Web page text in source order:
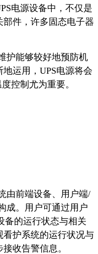
电源设备中，不仅是
件，许多固态电子器
护能够较好地预防机
运用，UPS电源将会
控制尤为重要。
由前端设备、用户端/
成。用户可通过用户
备的运行状态与相关
护系统的运行状况与
收告警信息。